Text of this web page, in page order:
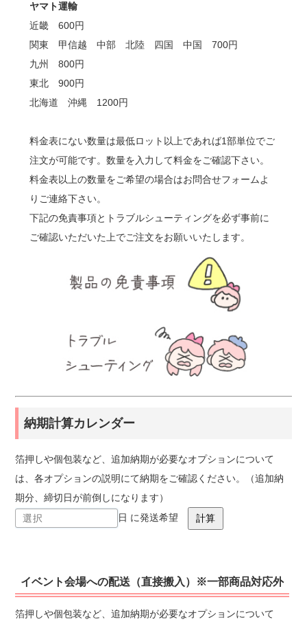
ヤマト運輸
近畿 600円
関東 甲信越 中部 北陸 四国 中国 700円
九州 800円
東北 900円
北海道 沖縄 1200円
料金表にない数量は最低ロット以上であれば1部単位でご
注文が可能です。数量を入力して料金をご確認下さい。
料金表以上の数量をご希望の場合はお問合せフォームよ
りご連絡下さい。
下記の免責事項とトラブルシューティングを必ず事前に
ご確認いただいた上でご注文をお願いいたします。
納期計算カレンダー
箔押しや個包装など、追加納期が必要なオプションについて
は、各オプションの説明にて納期をご確認ください。（追加納
期分、締切日が前倒しになります）
日 に発送希望
イベント会場への配送（直接搬入）※一部商品対応外
箔押しや個包装など、追加納期が必要なオプションについて